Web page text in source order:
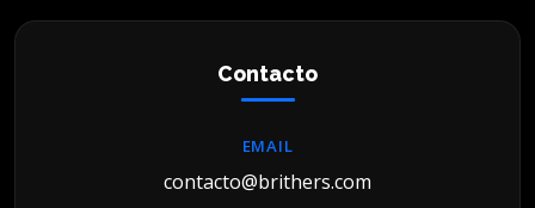
Contacto
EMAIL
contacto@brithers.com